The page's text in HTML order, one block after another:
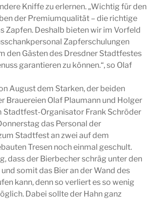
Kniffe zu erlernen. „Wichtig für den
der Premiumqualität – die richtige
Zapfen. Deshalb bieten wir im Vorfeld
Zapferschulungen
den Gästen des Dresdner Stadtfestes
garantieren zu können.“, so Olaf
August dem Starken, der beiden
Brauereien Olaf Plaumann und Holger
Stadtfest-Organisator Frank Schröder
das Personal der
Stadtfest an zwei auf dem
Tresen noch einmal geschult.
dass der Bierbecher schräg unter den
somit das Bier an der Wand des
kann, denn so verliert es so wenig
Dabei sollte der Hahn ganz